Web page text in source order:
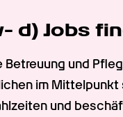
d) Jobs
und
im
und